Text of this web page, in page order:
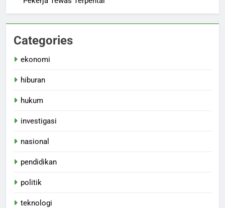
Categories
ekonomi
hiburan
hukum
investigasi
nasional
pendidikan
politik
teknologi